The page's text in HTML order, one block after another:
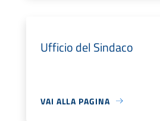
Ufficio del Sindaco
VAI ALLA PAGINA